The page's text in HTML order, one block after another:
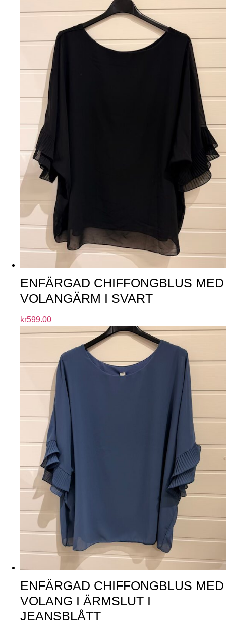
ENFÄRGAD CHIFFONGBLUS MED
VOLANGÄRM I SVART
kr599.00
ENFÄRGAD CHIFFONGBLUS MED
VOLANG I ÄRMSLUT I
JEANSBLÅTT